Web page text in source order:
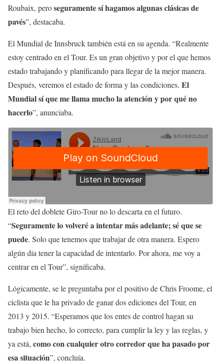
Roubaix, peroseguramente sí hagamos algunas clásicas de
pavés”, destacaba.
El Mundial de Innsbruck también está en su agenda. “Realmente
estoy centrado en el Tour. Es un gran objetivo y por el que hemos
estado trabajando y planificando para llegar de la mejor manera.
Después, veremos el estado de forma y las condiciones. El
Mundial sí que me llama mucho la atención y por qué no
hacerlo”, anunciaba.
El reto del doblete Giro-Tour no lo descarta en el futuro.
“Seguramente lo volveré a intentar más adelante; sé que se
puede. Solo que tenemos que trabajar de otra manera. Espero
algún día tener la capacidad de intentarlo. Por ahora, me voy a
centrar en el Tour”, significaba.
Lógicamente, se le preguntaba por el positivo de Chris Froome, el
ciclista que le ha privado de ganar dos ediciones del Tour, en
2013 y 2015. “Esperamos que los entes de control hagan su
trabajo bien hecho, lo correcto, para cumplir la ley y las reglas, y
ya está, como con cualquier otro corredor que ha pasado por
esa situación”, concluía.